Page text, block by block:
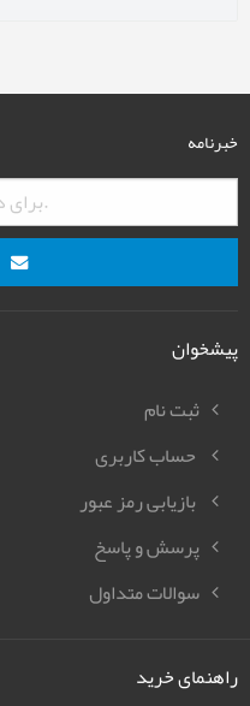
خبرنامه
پیشخوان
ثبت نام
حساب کاربری
بازیابی رمز عبور
پرسش و پاسخ
سوالات متداول
راهنمای خرید